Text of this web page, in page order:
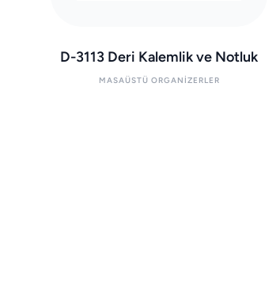
D-3113 Deri Kalemlik ve Notluk
MASAÜSTÜ ORGANIZERLER